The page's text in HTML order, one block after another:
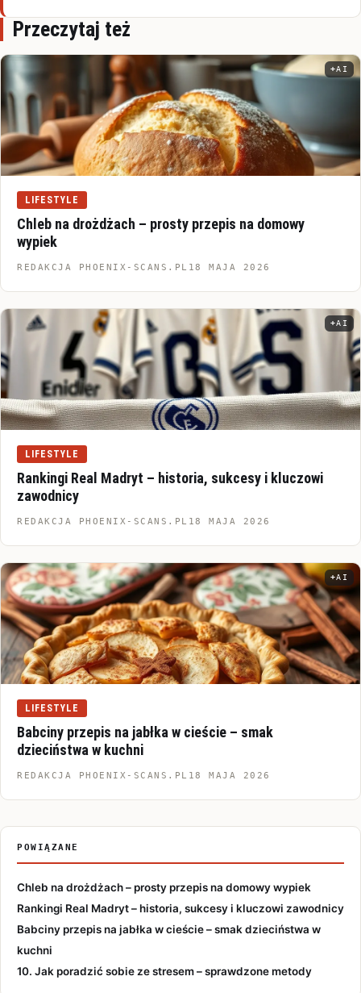
Przeczytaj też
AI
LIFESTYLE
Chleb na drożdżach – prosty przepis na domowy
wypiek
REDAKCJA PHOENIX-SCANS.PL 18 MAJA 2026
AI
LIFESTYLE
Rankingi Real Madryt – historia, sukcesy i kluczowi
zawodnicy
REDAKCJA PHOENIX-SCANS.PL 18 MAJA 2026
AI
LIFESTYLE
Babciny przepis na jabłka w cieście – smak
dzieciństwa w kuchni
REDAKCJA PHOENIX-SCANS.PL 18 MAJA 2026
POWIĄZANE
Chleb na drożdżach – prosty przepis na domowy wypiek
Rankingi Real Madryt – historia, sukcesy i kluczowi zawodnicy
Babciny przepis na jabłka w cieście – smak dzieciństwa w
kuchni
10. Jak poradzić sobie ze stresem – sprawdzone metody